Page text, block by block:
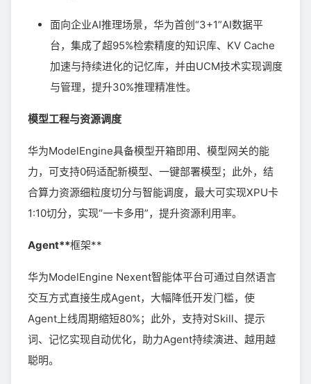
面向企业AI推理场景，华为首创“3+1”AI数据平
台，集成了超95%检索精度的知识库、KV Cache
加速与持续进化的记忆库，并由UCM技术实现调度
与管理，提升30%推理精准性。
模型工程与资源调度
华为ModelEngine具备模型开箱即用、模型网关的能
力，可支持0码适配新模型、一键部署模型；此外，结
合算力资源细粒度切分与智能调度，最大可实现XPU卡
1:10切分，实现“一卡多用”，提升资源利用率。
Agent**框架**
华为ModelEngine Nexent智能体平台可通过自然语言
交互方式直接生成Agent，大幅降低开发门槛，使
Agent上线周期缩短80%；此外，支持对Skill、提示
词、记忆实现自动优化，助力Agent持续演进、越用越
聪明。